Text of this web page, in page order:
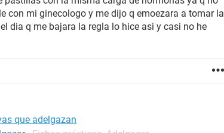
con mi ginecologo y me dijo q emoezara a tomar la
dia q me bajara la regla lo hice asi y casi no he
que adelgazan